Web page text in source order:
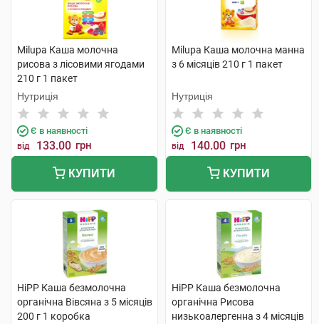
Milupa Каша молочна
рисова з лісовими ягодами
210 г 1 пакет
Нутриція
Є в наявності
від 133.00 грн
КУПИТИ
Milupa Каша молочна манна
з 6 місяців 210 г 1 пакет
Нутриція
Є в наявності
від 140.00 грн
КУПИТИ
HiPP Каша безмолочна
органічна Вівсяна з 5 місяців
200 г 1 коробка
HiPP Каша безмолочна
органічна Рисова
низькоалергенна з 4 місяців